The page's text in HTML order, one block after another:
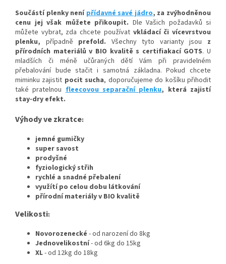
Součástí plenky není přídavné savé jádro, za zvýhodněnou
cenu jej však můžete přikoupit. Dle Vašich požadavků si
můžete vybrat, zda chcete používat vkládací či vícevrstvou
plenku, případně prefold. Všechny tyto varianty jsou z
přírodních materiálů v BIO kvalitě s certifiakací GOTS. U
mladších či méně učůraných dětí Vám při pravidelném
přebalování bude stačit i samotná základna. Pokud chcete
miminku zajistit pocit sucha, doporučujeme do košíku přihodit
také pratelnoufleecovou separační plenku, která zajistí
stay-dry efekt.
Výhody ve zkratce:
jemné gumičky
super savost
prodyšné
fyziologický střih
rychlé a snadné přebalení
využítí po celou dobu látkování
přírodní materiály v BIO kvalitě
Velikosti:
Novorozenecké - od narození do 8kg
Jednovelikostní- od 6kg do 15kg
XL- od 12kg do 18kg